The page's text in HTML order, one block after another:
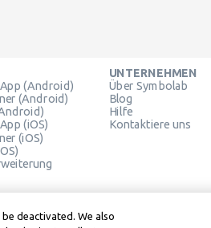
(Android)
(Android)
(iOS)
(iOS)
UNTERNEHMEN
Über Symbolab
Blog
Hilfe
Kontaktiere uns
deactivated. We also